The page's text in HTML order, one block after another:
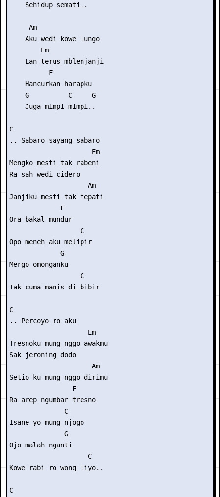
    Sehidup semati..
     Am
    Aku wedi kowe lungo
        Em
    Lan terus mblenjanji
          F
    Hancurkan harapku
    G          C     G
    Juga mimpi-mimpi..
C
.. Sabaro sayang sabaro
                     Em
Mengko mesti tak rabeni
Ra sah wedi cidero
                    Am
Janjiku mesti tak tepati
             F
Ora bakal mundur
                  C
Opo meneh aku melipir
             G
Mergo omonganku
                  C
Tak cuma manis di bibir
C
.. Percoyo ro aku
                    Em
Tresnoku mung nggo awakmu
Sak jeroning dodo
                     Am
Setio ku mung nggo dirimu
                F
Ra arep ngumbar tresno
              C
Isane yo mung njogo
              G
Ojo malah nganti
                    C
Kowe rabi ro wong liyo..
C